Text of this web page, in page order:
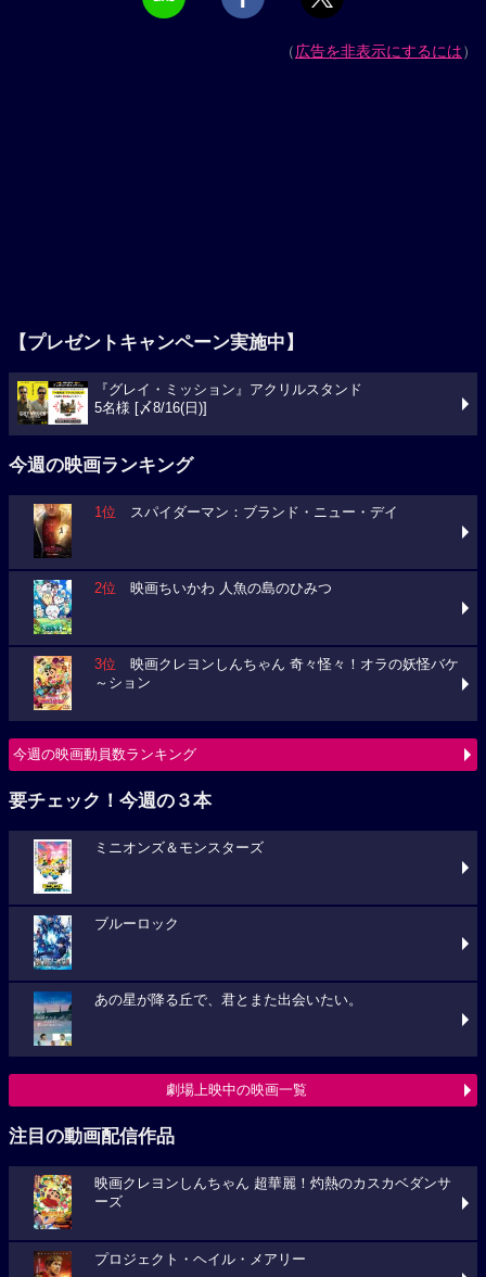
（広告を非表示にするには）
【プレゼントキャンペーン実施中】
『グレイ・ミッション』アクリルスタンド
5名様 [〆8/16(日)]
今週の映画ランキング
1位 スパイダーマン：ブランド・ニュー・デイ
2位 映画ちいかわ 人魚の島のひみつ
3位 映画クレヨンしんちゃん 奇々怪々！オラの妖怪バケ
～ション
今週の映画動員数ランキング
要チェック！今週の３本
ミニオンズ＆モンスターズ
ブルーロック
あの星が降る丘で、君とまた出会いたい。
劇場上映中の映画一覧
注目の動画配信作品
映画クレヨンしんちゃん 超華麗！灼熱のカスカベダンサ
ーズ
プロジェクト・ヘイル・メアリー